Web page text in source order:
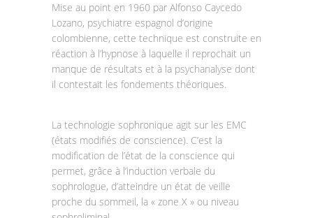
Mise au point en 1960 par Alfonso Caycedo
Lozano, psychiatre espagnol d’origine
colombienne, cette technique est construite en
réaction à l’hypnose à laquelle il reprochait un
manque de résultats et à la psychanalyse dont
il contestait les fondements théoriques.
La technologie sophronique agit sur les EMC
(états modifiés de conscience). C’est la
modification de l’état de la conscience qui
permet, grâce à l’induction verbale du
sophrologue, d’atteindre un état de veille
proche du sommeil, la « zone X » ou niveau